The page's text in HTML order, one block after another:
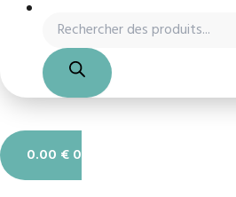
0.00 €0